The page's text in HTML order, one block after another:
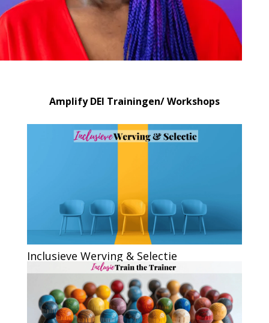
Amplify DEI Trainingen/ Workshops
Inclusieve Werving & Selectie